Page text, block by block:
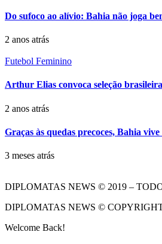
Do sufoco ao alívio: Bahia não joga
2 anos atrás
Futebol Feminino
Arthur Elias convoca seleção
2 anos atrás
Graças às quedas precoces, Bahia
3 meses atrás
DIPLOMATAS NEWS © 2019 –
DIPLOMATAS NEWS ©
Welcome Back!